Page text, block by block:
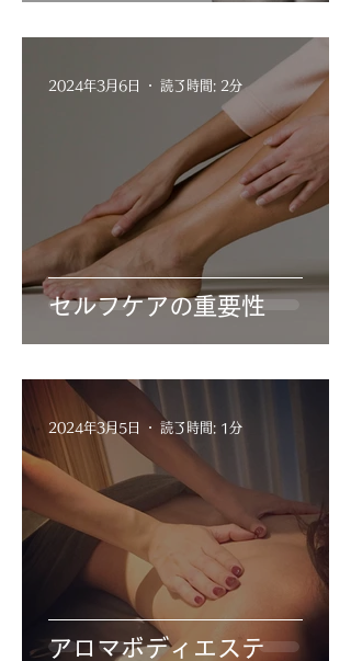
セルフケアの重要性
2024年3月6日 読了時間: 2分
アロマボディエステ
2024年3月5日 読了時間: 1分